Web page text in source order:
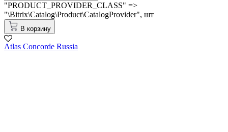
"PRODUCT_PROVIDER_CLASS" =>
"\Bitrix\Catalog\Product\CatalogProvider", шт
В корзину
Atlas Concorde Russia